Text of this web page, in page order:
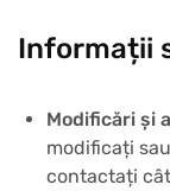
Informații
Modificări și
modificați
contactați